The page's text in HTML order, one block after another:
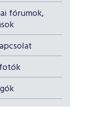
fórumok,